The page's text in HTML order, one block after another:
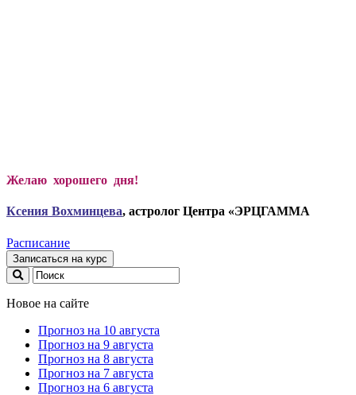
Желаю хорошего дня!
Ксения Вохминцева, астролог Центра «ЭРЦГАММА
Расписание
Записаться на курс
Новое на сайте
Прогноз на 10 августа
Прогноз на 9 августа
Прогноз на 8 августа
Прогноз на 7 августа
Прогноз на 6 августа